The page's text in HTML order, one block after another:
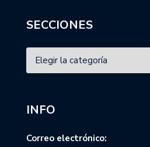
SECCIONES
INFO
Correo electrónico: